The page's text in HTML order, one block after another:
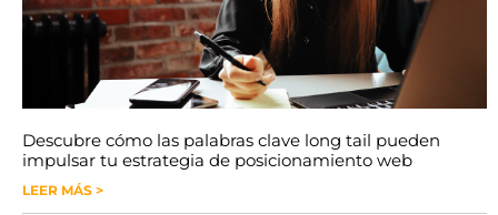
Descubre cómo las palabras clave long tail pueden
impulsar tu estrategia de posicionamiento web
LEER MÁS >